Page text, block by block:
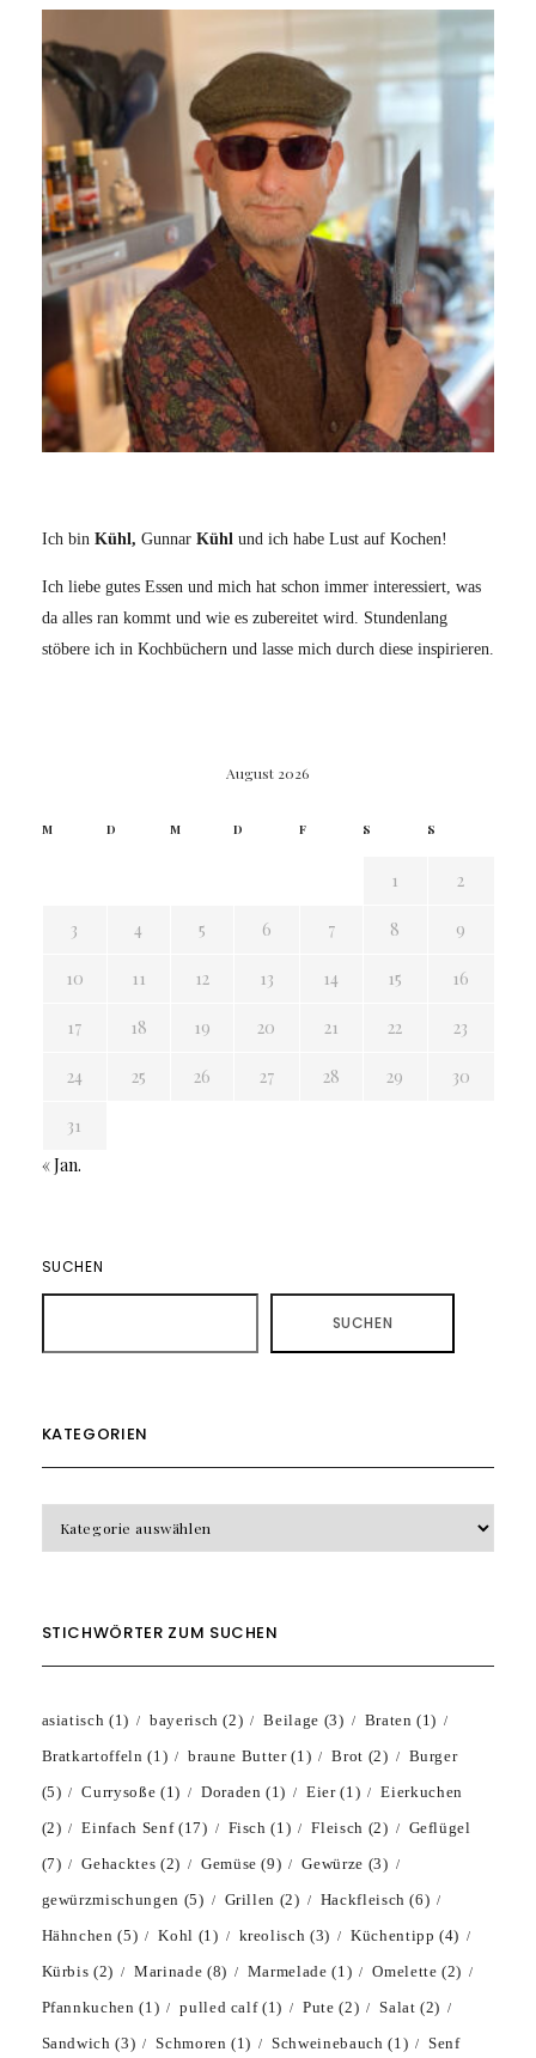
Ich bin Kühl, Gunnar Kühl und ich habe Lust auf Kochen!
Ich liebe gutes Essen und mich hat schon immer interessiert, was
da alles ran kommt und wie es zubereitet wird. Stundenlang
stöbere ich in Kochbüchern und lasse mich durch diese inspirieren.
August 2026
M D M D F S S
1 2
3 4 5 6 7 8 9
10 11 12 13 14 15 16
17 18 19 20 21 22 23
24 25 26 27 28 29 30
31
« Jan.
SUCHEN
SUCHEN
KATEGORIEN
STICHWÖRTER ZUM SUCHEN
asiatisch (1) bayerisch (2) Beilage (3) Braten (1)
Bratkartoffeln (1) braune Butter(1) Brot (2)
Burger
(5)
Currysoße (1) Doraden (1) Eier(1)
Eierkuchen
(2)
Einfach Senf(17) Fisch (1) Fleisch (2)
Geflügel
(7)
Gehacktes (2) Gemüse (9) Gewürze (3)
gewürzmischungen (5) Grillen (2) Hackfleisch (6)
Hähnchen (5) Kohl (1) kreolisch (3) Küchentipp (4)
Kürbis (2) Marinade (8) Marmelade (1) Omelette (2)
Pfannkuchen (1) pulled calf(1) Pute (2) Salat (2)
Sandwich (3) Schmoren (1) Schweinebauch (1) Senf